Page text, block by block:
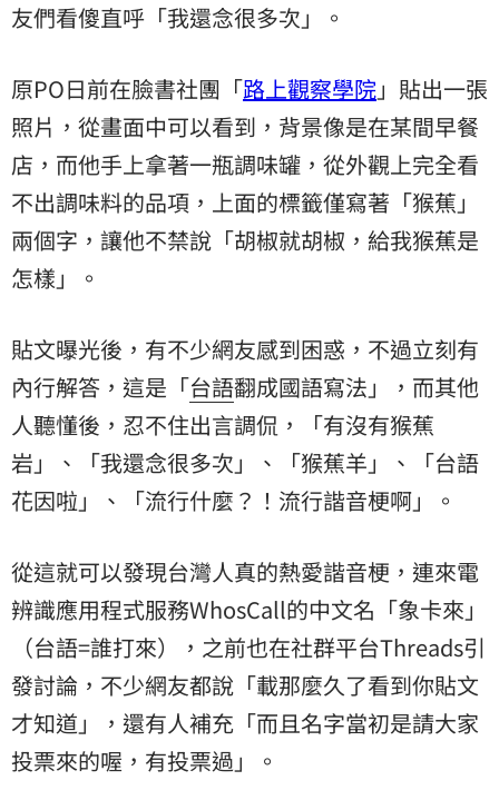
友們看傻直呼「我還念很多次」。
原PO日前在臉書社團「路上觀察學院」貼出一張
照片，從畫面中可以看到，背景像是在某間早餐
店，而他手上拿著一瓶調味罐，從外觀上完全看
不出調味料的品項，上面的標籤僅寫著「猴蕉」
兩個字，讓他不禁說「胡椒就胡椒，給我猴蕉是
怎樣」。
貼文曝光後，有不少網友感到困惑，不過立刻有
內行解答，這是「台語翻成國語寫法」，而其他
人聽懂後，忍不住出言調侃，「有沒有猴蕉
岩」、「我還念很多次」、「猴蕉羊」、「台語
花因啦」、「流行什麼？！流行諧音梗啊」。
從這就可以發現台灣人真的熱愛諧音梗，連來電
辨識應用程式服務WhosCall的中文名「象卡來」
（台語=誰打來），之前也在社群平台Threads引
發討論，不少網友都說「載那麼久了看到你貼文
才知道」，還有人補充「而且名字當初是請大家
投票來的喔，有投票過」。